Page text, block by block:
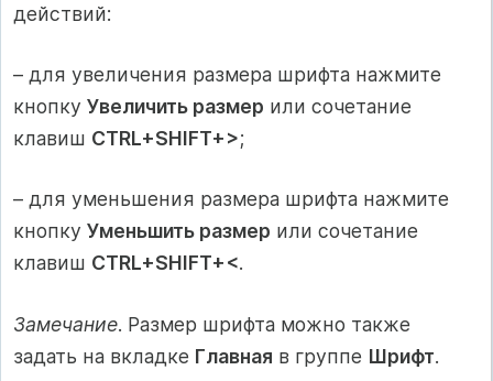
действий:
– для увеличения размера шрифта нажмите
кнопку Увеличить размер или сочетание
клавиш CTRL+SHIFT+>;
– для уменьшения размера шрифта нажмите
кнопку Уменьшить размер или сочетание
клавиш CTRL+SHIFT+<.
Замечание. Размер шрифта можно также
задать на вкладке Главная в группе Шрифт.